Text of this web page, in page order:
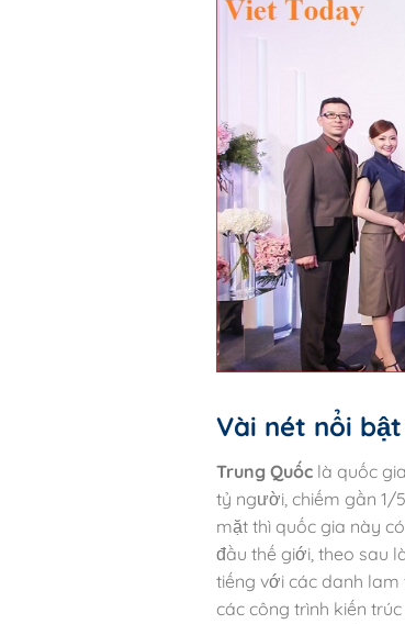
Vài nét nổi
Trung Quốc là quốc
tỷ người, chiếm gần 1/
mặt thì quốc gia này
đầu thế giới, theo sau
tiếng với các danh lam
các công trình kiến trúc